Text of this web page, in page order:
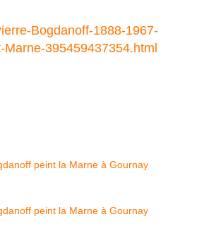
Bogdanoff-1888-1967-
395459437354.html